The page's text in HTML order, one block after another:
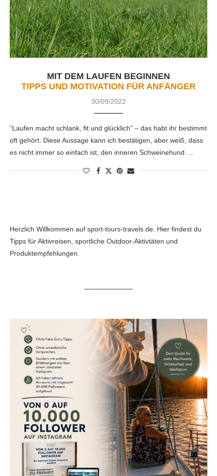
MIT DEM LAUFEN BEGINNEN
TIPPS UND MOTIVATION FÜR ANFÄNGER
30/09/2022
“Laufen macht schlank, fit und glücklich” – das habt ihr bestimmt
oft gehört. Diese Aussage kann ich bestätigen, aber weiß, dass
es nicht immer so einfach ist, den inneren Schweinehund …
Herzlich Willkommen auf sport-tours-travels.de. Hier findest du
Tipps für Aktivreisen, sportliche Outdoor-Aktivtäten und
Produktempfehlungen.